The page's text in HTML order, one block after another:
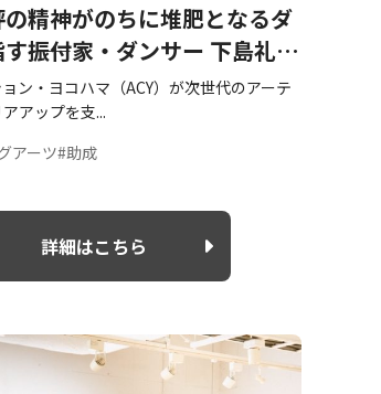
精神がのちに堆肥となるダ
――振付家・ダンサー 下島礼紗
ン・ヨコハマ（ACY）が次世代のアーテ
アップを支...
アーツ#助成
詳細はこちら